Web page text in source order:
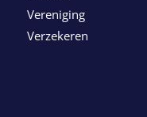
Vereniging
Verzekeren